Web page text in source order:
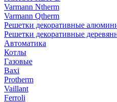
Varmann Ntherm
Varmann Qtherm
Решетки декоративные
Решетки декоративные
Автоматика
Котлы
Газовые
Baxi
Protherm
Vaillant
Ferroli